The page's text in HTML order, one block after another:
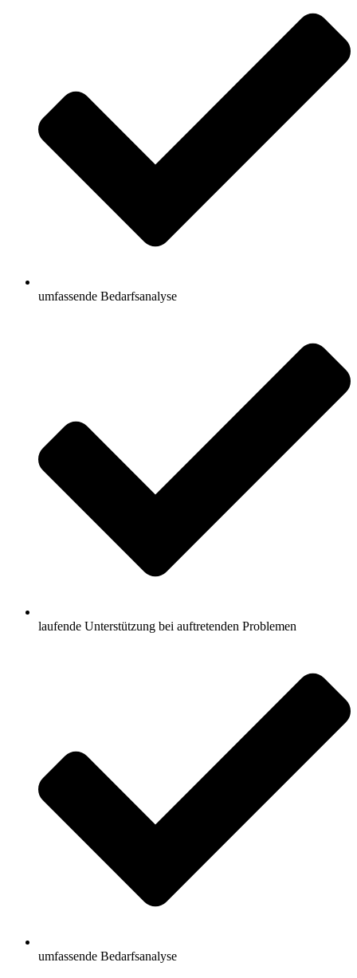
umfassende Bedarfsanalyse
laufende Unterstützung bei auftretenden Problemen
umfassende Bedarfsanalyse